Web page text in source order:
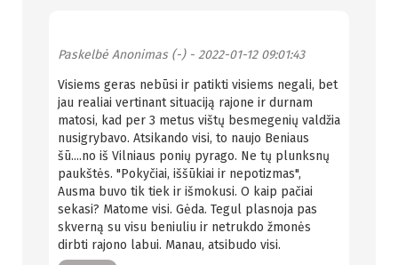
Paskelbė Anonimas (-)- 2022-01-12 09:01:43
Visiems geras nebūsi ir patikti visiems negali, bet
jau realiai vertinant situaciją rajone ir durnam
matosi, kad per 3 metus vištų besmegenių valdžia
nusigrybavo. Atsikando visi, to naujo Beniaus
šū....no iš Vilniaus ponių pyrago. Ne tų plunksnų
paukštės. "Pokyčiai, iššūkiai ir nepotizmas",
Ausma buvo tik tiek ir išmokusi. O kaip pačiai
sekasi? Matome visi. Gėda. Tegul plasnoja pas
skverną su visu beniuliu ir netrukdo žmonės
dirbti rajono labui. Manau, atsibudo visi.